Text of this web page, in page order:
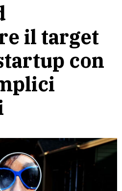
il target
con